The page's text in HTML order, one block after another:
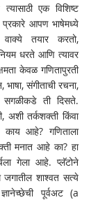
एक विशिष्ट
प्रकारे आपण भाषेमध्ये
तयार करतो,
धरते आणि त्यावर
केवळ गणितापुरती
भाषा, संगीताची रचना,
सगळीकडे ती दिसते.
अशी तर्कशक्ती किंवा
आहे? गणिताला
मनात आहे का? हा
गेला आहे. प्लॅटोने
जगातील शाश्वत सत्ये
पूर्वअट (a